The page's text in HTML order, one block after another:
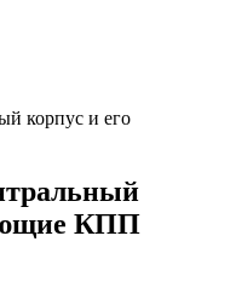
корпус и его
КПП